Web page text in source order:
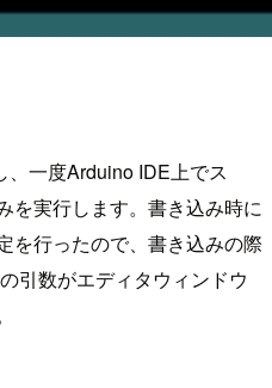
一度Arduino IDE上でス
を実行します。書き込み時に
を行ったので、書き込みの際
引数がエディタウィンドウ